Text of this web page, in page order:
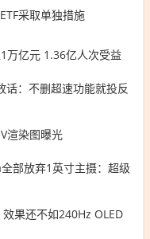
采取单独措施
万亿元 1.36亿人次受益
话：不删超速功能就投反
渲染图曝光
部放弃1英寸主摄：超级
果还不如240Hz OLED